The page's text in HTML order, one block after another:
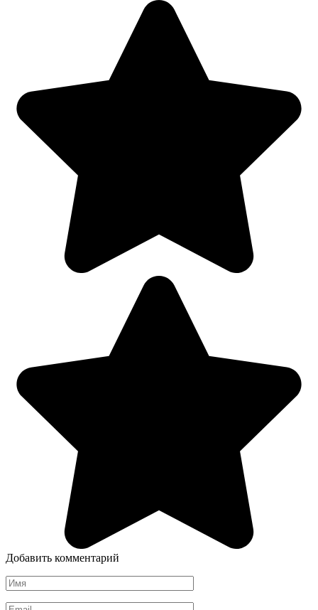
Добавить комментарий
Имя
*